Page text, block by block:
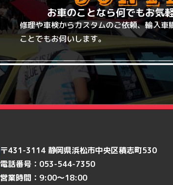
公式サイト
お車のことなら何でもお気
修理や車検からカスタムのご依頼、輸入
ことでもお伺いします。
〒431-3114 静岡県浜松市中央区積志町530
電話番号： 053-544-7350
営業時間： 9:00〜18:00